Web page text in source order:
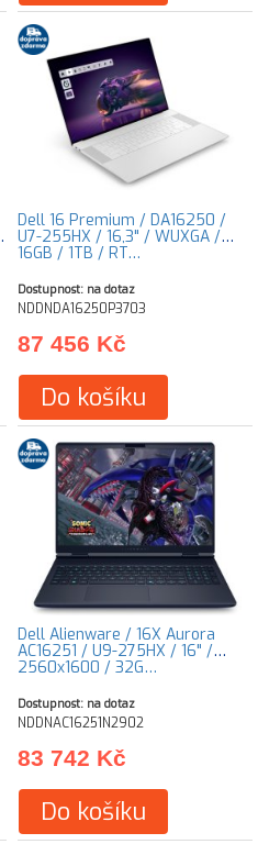
Dell 16 Premium / DA16250 /
U7-255HX / 16,3" / WUXGA /
16GB / 1TB / RT…
Dostupnost: na dotaz
NDDNDA16250P3703
87 456 Kč
Do košíku
Dell Alienware / 16X Aurora
AC16251 / U9-275HX / 16" /
2560x1600 / 32G…
Dostupnost: na dotaz
NDDNAC16251N2902
83 742 Kč
Do košíku